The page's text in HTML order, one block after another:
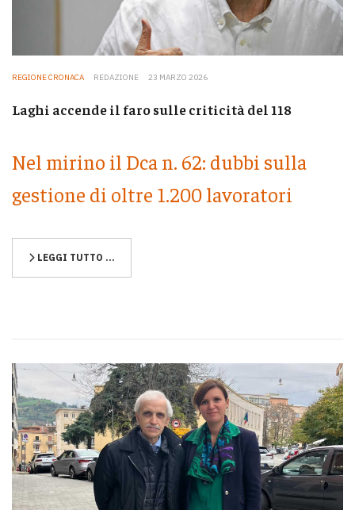
REGIONE CRONACA REDAZIONE 23 MARZO 2026
Laghi accende il faro sulle criticità del 118
Nel mirino il Dca n. 62: dubbi sulla
gestione di oltre 1.200 lavoratori
LEGGI TUTTO …